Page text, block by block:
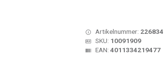
Artikelnummer: 226834
SKU: 10091909
EAN:4011334219477